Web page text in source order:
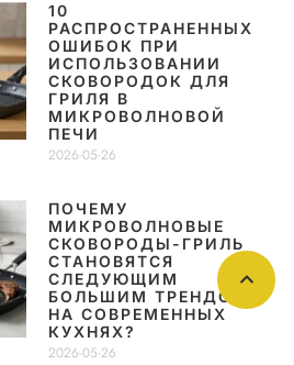
10
РАСПРОСТРАНЕННЫХ
ОШИБОК ПРИ
ИСПОЛЬЗОВАНИИ
СКОВОРОДОК ДЛЯ
ГРИЛЯ В
МИКРОВОЛНОВОЙ
ПЕЧИ
2026-05-26
ПОЧЕМУ
МИКРОВОЛНОВЫЕ
СКОВОРОДЫ-ГРИЛЬ
СТАНОВЯТСЯ
СЛЕДУЮЩИМ
БОЛЬШИМ ТРЕНДОМ
НА СОВРЕМЕННЫХ
КУХНЯХ?
2026-05-26